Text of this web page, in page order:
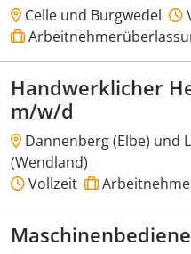
Celle und Burgwedel
Handwerklicher
m/w/d
Dannenberg (Elbe) und
(Wendland)
Vollzeit